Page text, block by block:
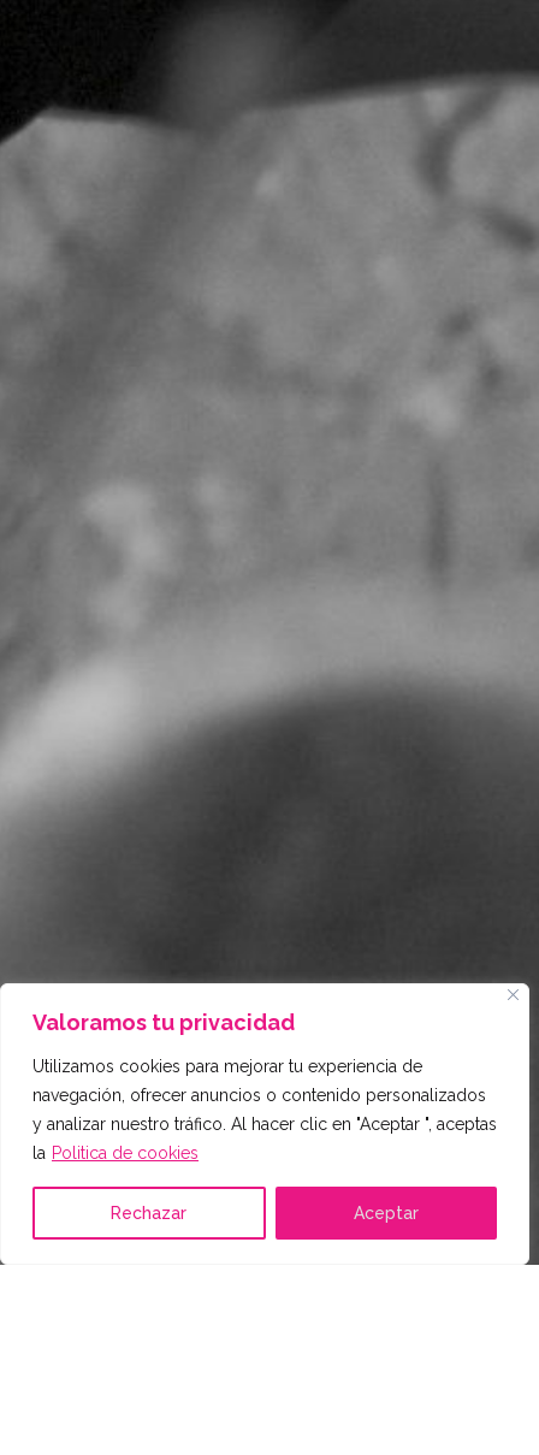
Valoramos tu privacidad
Utilizamos cookies para mejorar tu experiencia de
navegación, ofrecer anuncios o contenido personalizados
y analizar nuestro tráfico. Al hacer clic en "Aceptar ", aceptas
la Politica de cookies
Rechazar Aceptar